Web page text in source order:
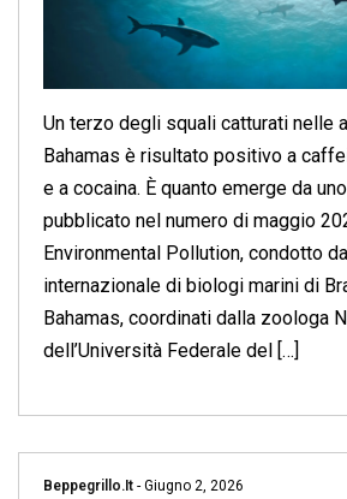
Un terzo degli squali catturati nelle
Bahamas è risultato positivo a
e a cocaina. È quanto emerge da
pubblicato nel numero di maggio
Environmental Pollution, condotto
internazionale di biologi marini di
Bahamas, coordinati dalla zoologa
dell’Università Federale del […]
Beppegrillo.it - Giugno 2, 2026